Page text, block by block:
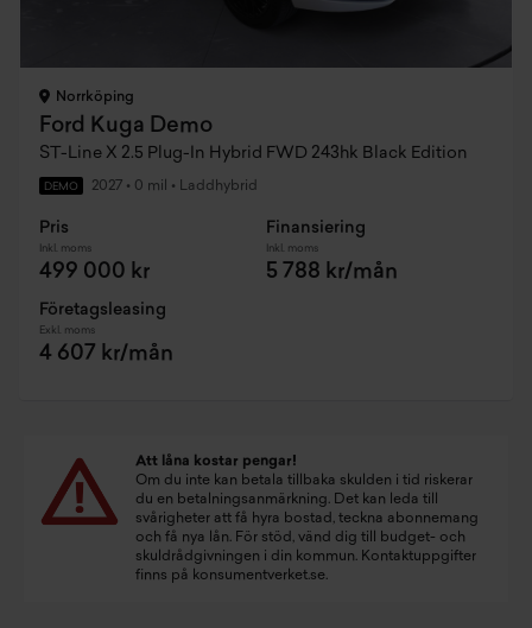
Norrköping
Ford Kuga Demo
ST-Line X 2.5 Plug-In Hybrid FWD 243hk Black Edition
DEMO 2027 • 0 mil • Laddhybrid
Pris
Inkl. moms
499 000 kr
Finansiering
Inkl. moms
5 788 kr/mån
Företagsleasing
Exkl. moms
4 607 kr/mån
Att låna kostar pengar!
Om du inte kan betala tillbaka skulden i tid riskerar
du en betalningsanmärkning. Det kan leda till
svårigheter att få hyra bostad, teckna abonnemang
och få nya lån. För stöd, vänd dig till budget- och
skuldrådgivningen i din kommun. Kontaktuppgifter
finns på konsumentverket.se.